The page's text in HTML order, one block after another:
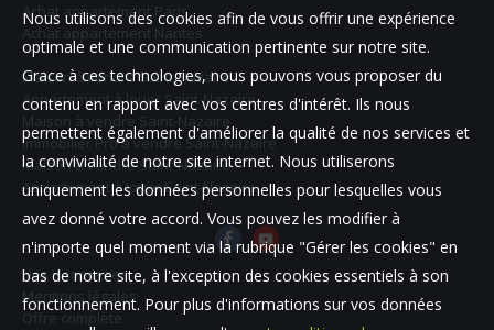
Achat appartement Paris
Achat appartement Nantes
Maison à vendre Saint-Nazaire
Appartement à louer Saint-Nazaire
Maison à vendre Saint-Nazaire
Immobilier Pro à vendre Saint-Nazaire
Maison à vendre Saint-Nazaire
Appartement à louer Saint-Nazaire
Nos Honoraires
Mentions légales
Offre complète
Nous utilisons des cookies afin de vous offrir une expérience
optimale et une communication pertinente sur notre site.
Grace à ces technologies, nous pouvons vous proposer du
contenu en rapport avec vos centres d'intérêt. Ils nous
permettent également d'améliorer la qualité de nos services et
la convivialité de notre site internet. Nous utiliserons
uniquement les données personnelles pour lesquelles vous
avez donné votre accord. Vous pouvez les modifier à
n'importe quel moment via la rubrique "Gérer les cookies" en
bas de notre site, à l'exception des cookies essentiels à son
fonctionnement. Pour plus d'informations sur vos données